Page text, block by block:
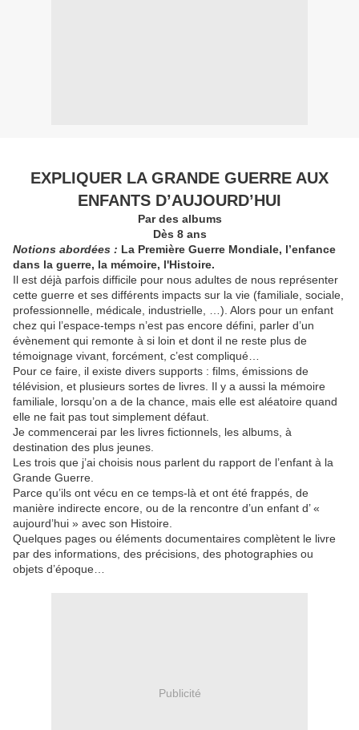
EXPLIQUER LA GRANDE GUERRE AUX
ENFANTS D’AUJOURD’HUI
Par des albums
Dès 8 ans
Notions abordées : La Première Guerre Mondiale, l’enfance
dans la guerre, la mémoire, l'Histoire.
Il est déjà parfois difficile pour nous adultes de nous représenter
cette guerre et ses différents impacts sur la vie (familiale, sociale,
professionnelle, médicale, industrielle, …). Alors pour un enfant
chez qui l’espace-temps n’est pas encore défini, parler d’un
évènement qui remonte à si loin et dont il ne reste plus de
témoignage vivant, forcément, c’est compliqué…
Pour ce faire, il existe divers supports : films, émissions de
télévision, et plusieurs sortes de livres. Il y a aussi la mémoire
familiale, lorsqu’on a de la chance, mais elle est aléatoire quand
elle ne fait pas tout simplement défaut.
Je commencerai par les livres fictionnels, les albums, à
destination des plus jeunes.
Les trois que j’ai choisis nous parlent du rapport de l’enfant à la
Grande Guerre.
Parce qu’ils ont vécu en ce temps-là et ont été frappés, de
manière indirecte encore, ou de la rencontre d’un enfant d’ «
aujourd’hui » avec son Histoire.
Quelques pages ou éléments documentaires complètent le livre
par des informations, des précisions, des photographies ou
objets d’époque…
Publicité